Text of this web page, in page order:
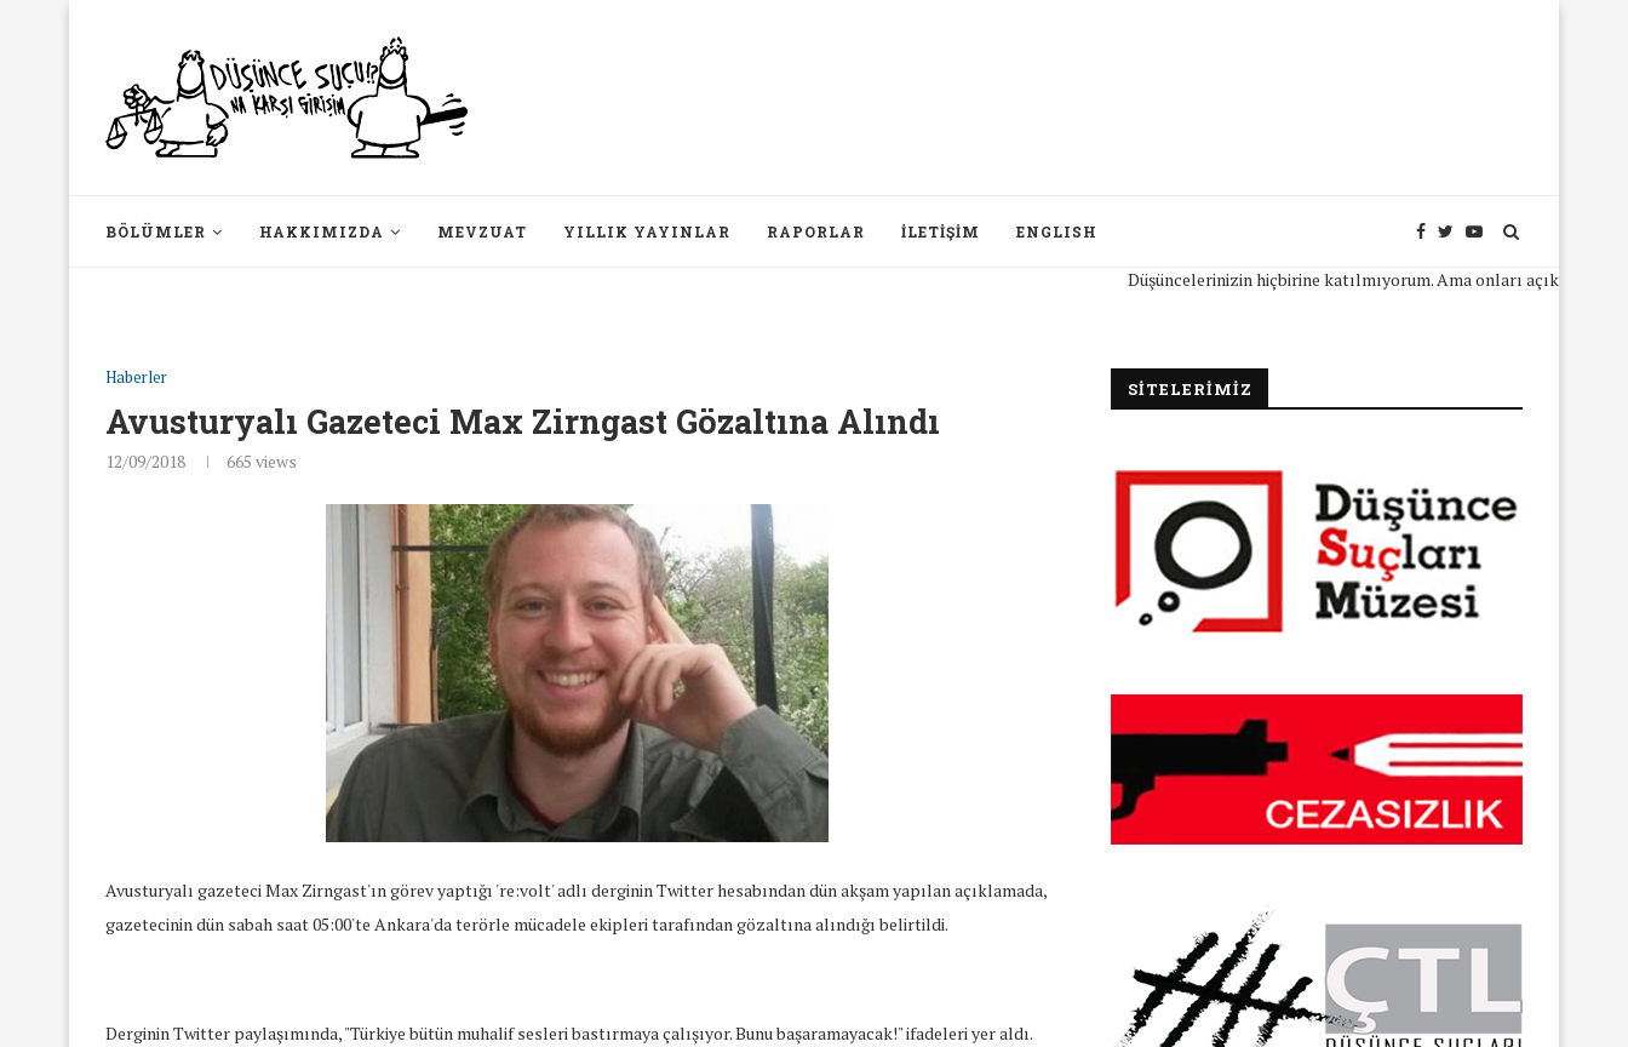
BÖLÜMLER HAKKIMIZDA MEVZUAT YILLIK YAYINLAR RAPORLAR İLETIŞIM ENGLISH
Düşüncelerinizin hiçbirine katılmıyorum. Ama onları açıkça ifade
Haberler
Avusturyalı Gazeteci Max Zirngast Gözaltına Alındı
12/09/2018 665 views
Avusturyalı gazeteci Max Zirngast'ın görev yaptığı 're:volt' adlı derginin Twitter hesabından dün akşam yapılan açıklamada,
gazetecinin dün sabah saat 05:00'te Ankara'da terörle mücadele ekipleri tarafından gözaltına alındığı belirtildi.
Derginin Twitter paylaşımında, "Türkiye bütün muhalif sesleri bastırmaya çalışıyor. Bunu başaramayacak!" ifadeleri yer aldı.
SİTELERİMİZ